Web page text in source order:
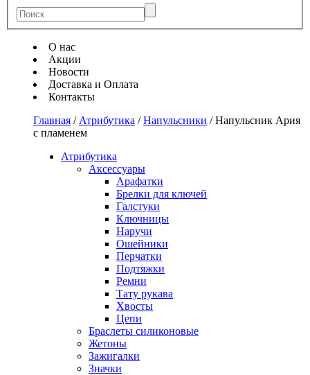
О нас
Акции
Новости
Доставка и Оплата
Контакты
Главная / Атрибутика /Напульсники /Напульсник Ария
с пламенем
Атрибутика
Аксессуары
Арафатки
Брелки для ключей
Галстуки
Ключницы
Наручи
Ошейники
Перчатки
Подтяжки
Ремни
Тату рукава
Хвосты
Цепи
Браслеты силиконовые
Жетоны
Зажигалки
Значки